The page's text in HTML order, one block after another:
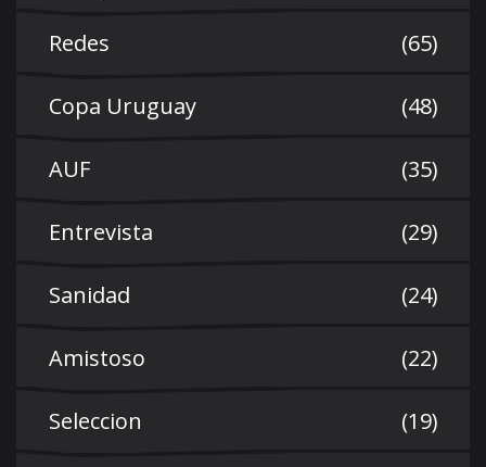
Redes (65)
Copa Uruguay (48)
AUF (35)
Entrevista (29)
Sanidad (24)
Amistoso (22)
Seleccion (19)